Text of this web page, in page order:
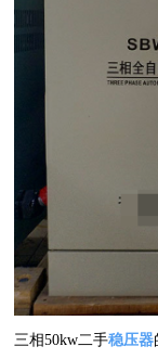
三相50kw二手稳压器